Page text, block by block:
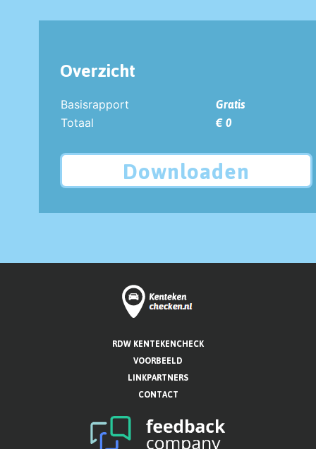
Overzicht
Basisrapport
Gratis
Totaal
€ 0
Downloaden
RDW KENTEKENCHECK
VOORBEELD
LINKPARTNERS
CONTACT